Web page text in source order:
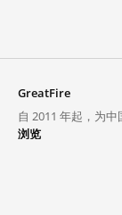
GreatFire
自 2011 年起，为中
浏览